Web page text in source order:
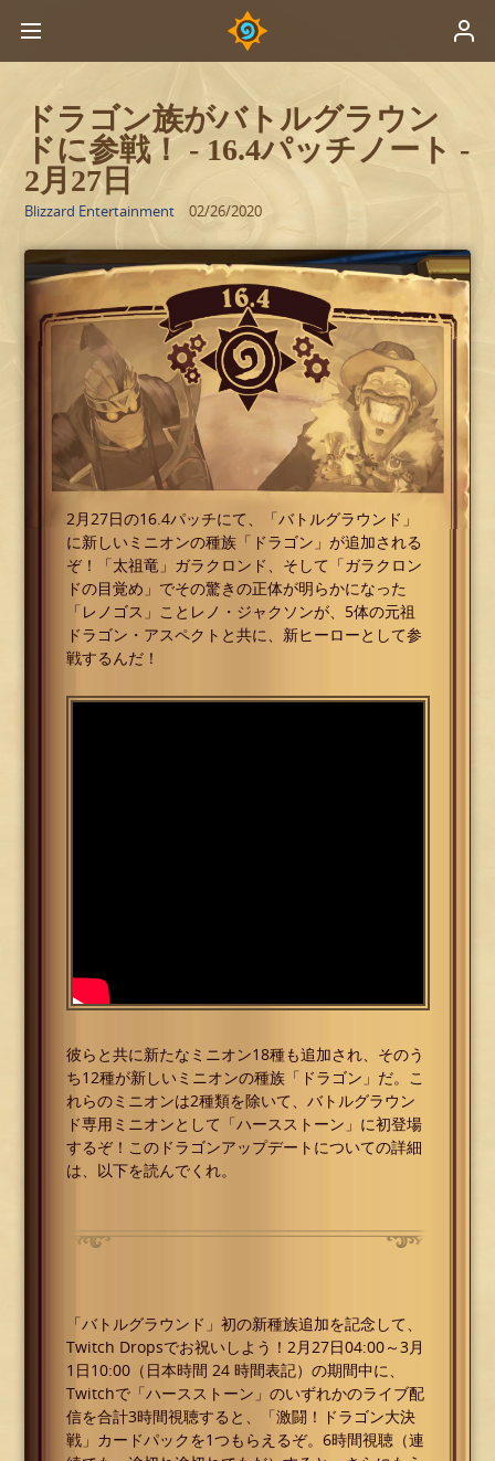
ドラゴン族がバトルグラウン
ドに参戦！ - 16.4パッチノート -
2月27日
Blizzard Entertainment 02/26/2020
2月27日の16.4パッチにて、「バトルグラウンド」
に新しいミニオンの種族「ドラゴン」が追加される
ぞ！「太祖竜」ガラクロンド、そして「ガラクロン
ドの目覚め」でその驚きの正体が明らかになった
「レノゴス」ことレノ・ジャクソンが、5体の元祖
ドラゴン・アスペクトと共に、新ヒーローとして参
戦するんだ！
彼らと共に新たなミニオン18種も追加され、そのう
ち12種が新しいミニオンの種族「ドラゴン」だ。こ
れらのミニオンは2種類を除いて、バトルグラウン
ド専用ミニオンとして「ハースストーン」に初登場
するぞ！このドラゴンアップデートについての詳細
は、以下を読んでくれ。
「バトルグラウンド」初の新種族追加を記念して、
Twitch Dropsでお祝いしよう！2月27日04:00～3月
1日10:00（日本時間 24 時間表記）の期間中に、
Twitchで「ハースストーン」のいずれかのライブ配
信を合計3時間視聴すると、「激闘！ドラゴン大決
戦」カードパックを1つもらえるぞ。6時間視聴（連